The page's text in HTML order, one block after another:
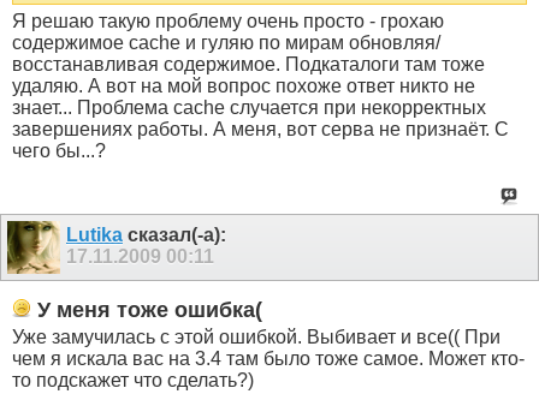
Я решаю такую проблему очень просто - грохаю
содержимое cache и гуляю по мирам обновляя/
восстанавливая содержимое. Подкаталоги там тоже
удаляю. А вот на мой вопрос похоже ответ никто не
знает... Проблема cache случается при некорректных
завершениях работы. А меня, вот серва не признаёт. С
чего бы...?
Lutika сказал(-а):
17.11.2009 00:11
У меня тоже ошибка(
Уже замучилась с этой ошибкой. Выбивает и все(( При
чем я искала вас на 3.4 там было тоже самое. Может кто-
то подскажет что сделать?)